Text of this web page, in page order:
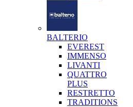
BALTERIO
EVEREST
IMMENSO
LIVANTI
QUATTRO
PLUS
RESTRETTO
TRADITIONS